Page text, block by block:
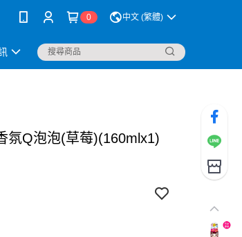
0 中文 (繁體)
氛Q泡泡(草莓)(160mlx1)